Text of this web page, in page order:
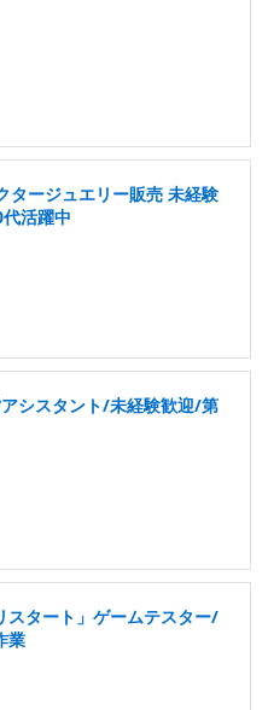
タージュエリー販売 未経験
活躍中
シスタント/未経験歓迎/第
スタート」ゲームテスター/
業